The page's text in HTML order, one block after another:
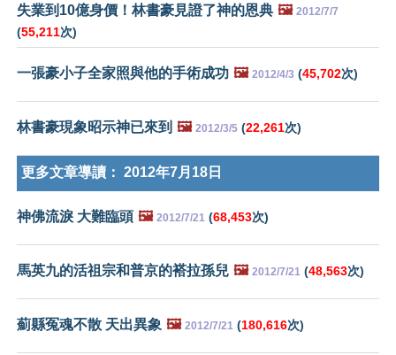
失業到10億身價！林書豪見證了神的恩典 🖼️ 2012/7/7
(55,211次)
一張豪小子全家照與他的手術成功 🖼️ 2012/4/3 (45,702次)
林書豪現象昭示神已來到 🖼️ 2012/3/5 (22,261次)
更多文章導讀： 2012年7月18日
神佛流淚 大難臨頭 🖼️ 2012/7/21 (68,453次)
馬英九的活祖宗和普京的褡拉孫兒 🖼️ 2012/7/21 (48,563次)
薊縣冤魂不散 天出異象 🖼️ 2012/7/21 (180,616次)